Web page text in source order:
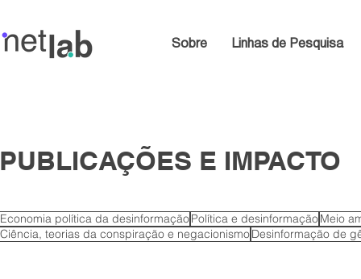
Sobre Linhas de Pesquisa
PUBLICAÇÕES E IMPACTO
Economia política da desinformaçãoPolítica e desinformaçãoMeio
Ciência, teorias da conspiração e negacionismoDesinformação de